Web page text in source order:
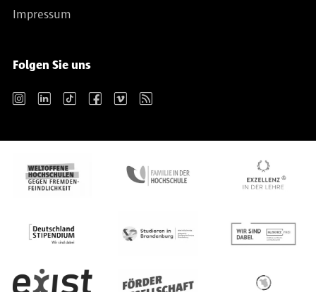
Impressum
Folgen Sie uns
Instagram LinkedIn TikTok Facebook Vimeo RSS